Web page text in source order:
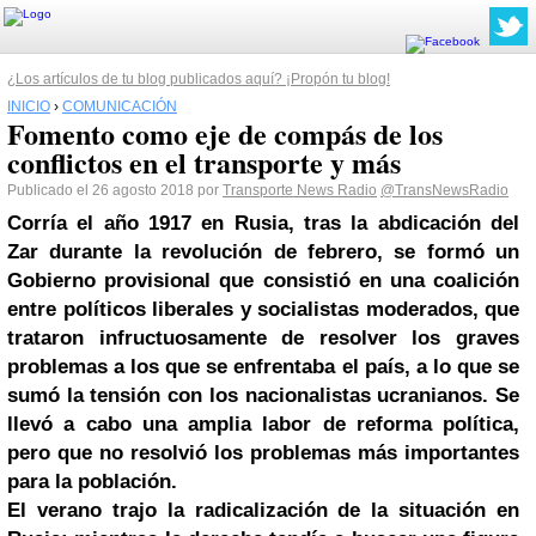
¿Los artículos de tu blog publicados aquí? ¡Propón tu blog!
INICIO › COMUNICACIÓN
Fomento como eje de compás de los
conflictos en el transporte y más
Publicado el 26 agosto 2018 por Transporte News Radio @TransNewsRadio
Corría el año 1917 en Rusia, tras la abdicación del
Zar durante la revolución de febrero, se formó un
Gobierno provisional que consistió en una coalición
entre políticos liberales y socialistas moderados, que
trataron infructuosamente de resolver los graves
problemas a los que se enfrentaba el país, a lo que se
sumó la tensión con los nacionalistas ucranianos. Se
llevó a cabo una amplia labor de reforma política,
pero que no resolvió los problemas más importantes
para la población.
El verano trajo la radicalización de la situación en